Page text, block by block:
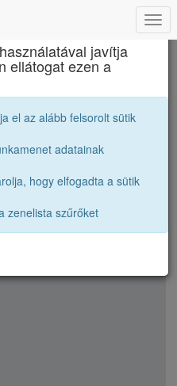
Líceum
javítja
ellátogat ezen a
el az alább felsorolt sütik
adatainak
hogy elfogadta a sütik
zenelista szűrőket